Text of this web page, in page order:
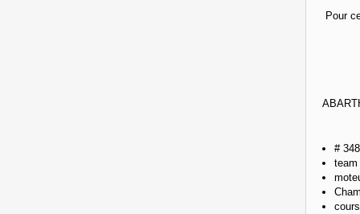
Pour
#
team